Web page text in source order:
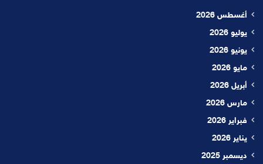
أغسطس 2026
يوليو 2026
يونيو 2026
مايو 2026
أبريل 2026
مارس 2026
فبراير 2026
يناير 2026
ديسمبر 2025